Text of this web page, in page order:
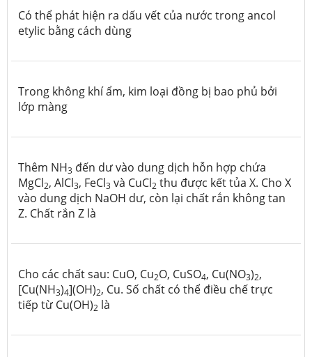
Có thể phát hiện ra dấu vết của nước trong ancol
etylic bằng cách dùng
Trong không khí ẩm, kim loại đồng bị bao phủ bởi
lớp màng
Thêm NH3 đến dư vào dung dịch hỗn hợp chứa
MgCl2, AlCl3, FeCl3 và CuCl2 thu được kết tủa X. Cho X
vào dung dịch NaOH dư, còn lại chất rắn không tan
Z. Chất rắn Z là
Cho các chất sau: CuO, Cu2O, CuSO4, Cu(NO3)2,
[Cu(NH3)4](OH)2, Cu. Số chất có thể điều chế trực
tiếp từ Cu(OH)2 là